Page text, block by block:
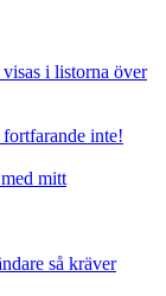
i listorna över
fortfarande inte!
mitt
så kräver